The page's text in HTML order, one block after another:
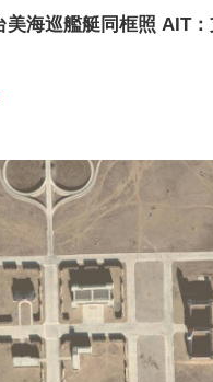
美海巡艦艇同框照 AIT